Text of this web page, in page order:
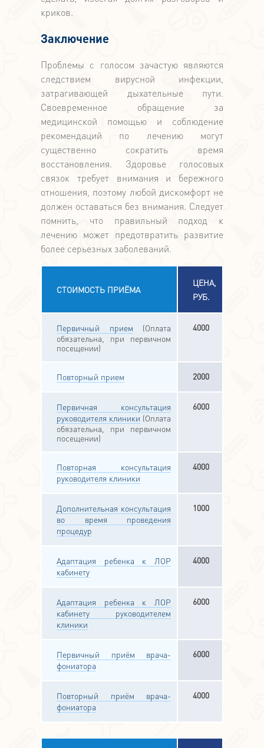
криков.
Заключение
Проблемы с голосом зачастую являются
следствием вирусной инфекции,
затрагивающей дыхательные пути.
Своевременное обращение за
медицинской помощью и соблюдение
рекомендаций по лечению могут
существенно сократить время
восстановления. Здоровье голосовых
связок требует внимания и бережного
отношения, поэтому любой дискомфорт не
должен оставаться без внимания. Следует
помнить, что правильный подход к
лечению может предотвратить развитие
более серьезных заболеваний.
СТОИМОСТЬ ПРИЁМА
ЦЕНА,
РУБ.
Первичный прием (Оплата
обязательна, при первичном
посещении)
4000
Повторный прием 2000
Первичная консультация
руководителя клиники (Оплата
обязательна, при первичном
посещении)
6000
Повторная консультация
руководителя клиники
4000
Дополнительная консультация
во время проведения
процедур
1000
Адаптация ребенка к ЛОР
кабинету
4000
Адаптация ребенка к ЛОР
кабинету руководителем
клиники
6000
Первичный приём врача-
фониатора
6000
Повторный приём врача-
фониатора
4000